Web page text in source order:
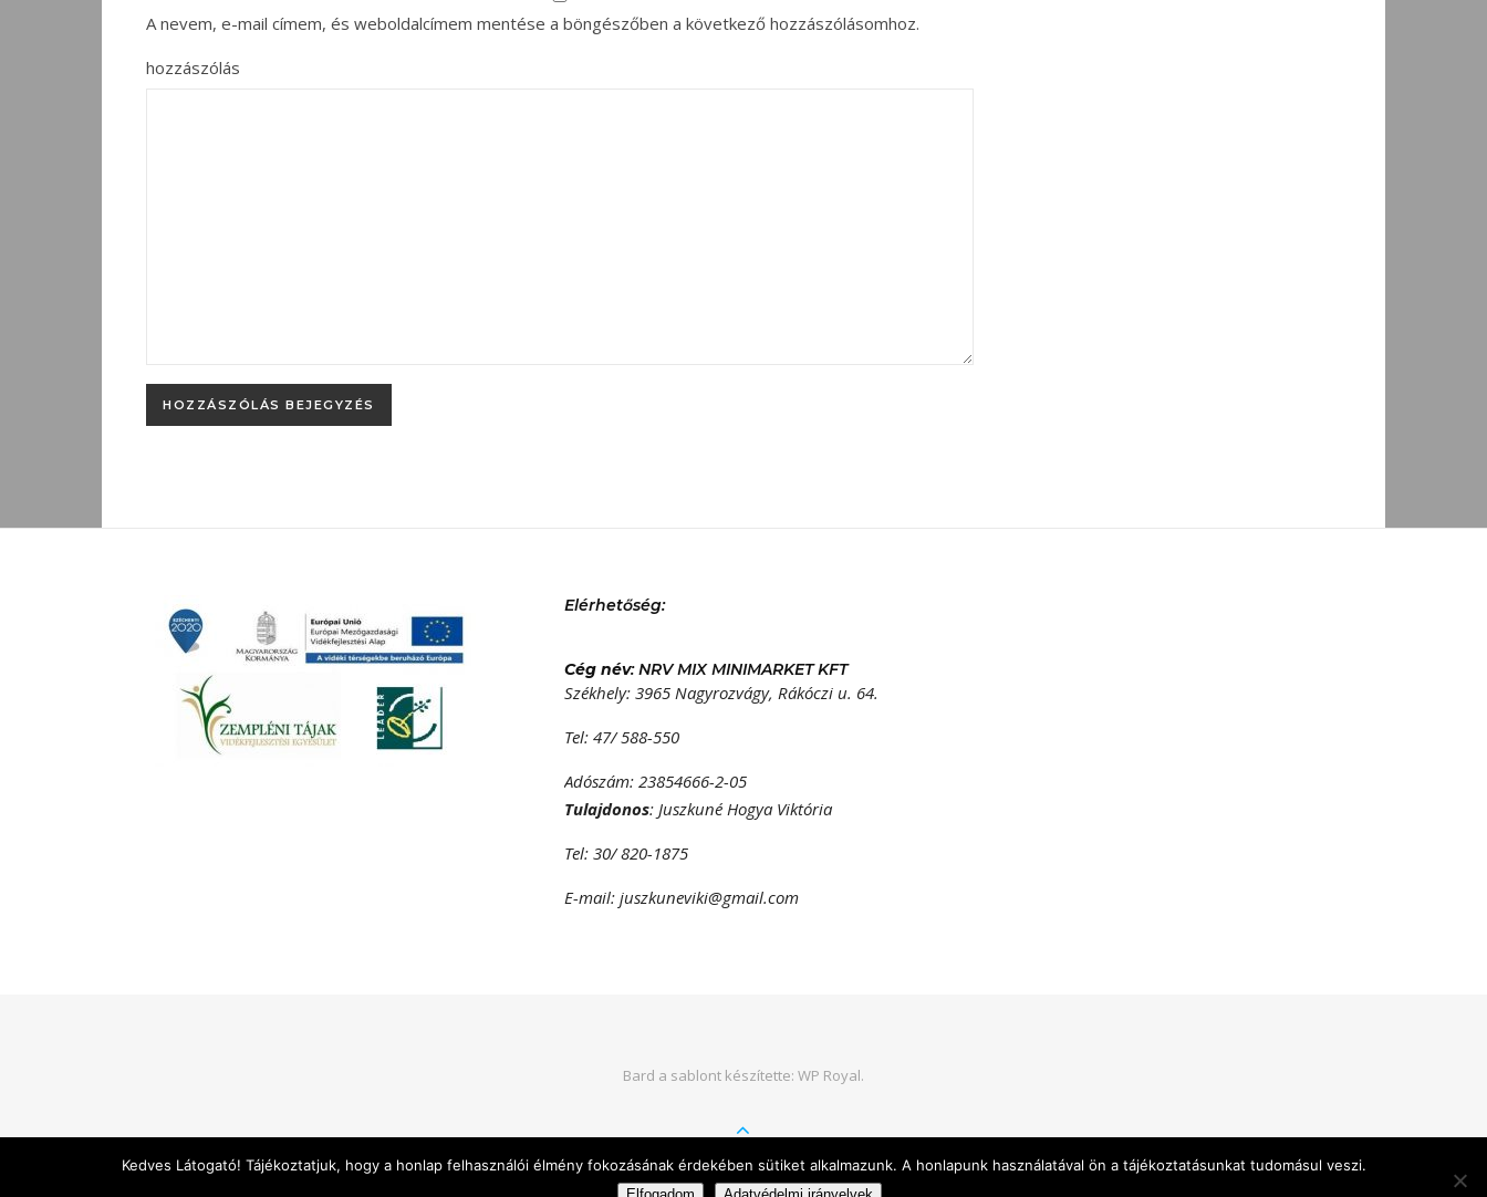
A nevem, e-mail címem, és weboldalcímem mentése a böngészőben a következő hozzászólásomhoz.
hozzászólás
Elérhetőség:
Cég név: NRV MIX MINIMARKET KFT
Székhely: 3965 Nagyrozvágy, Rákóczi u. 64.
Tel: 47/ 588-550
Adószám: 23854666-2-05
Tulajdonos: Juszkuné Hogya Viktória
Tel: 30/ 820-1875
E-mail: juszkuneviki@gmail.com
Bard a sablont készítette: WP Royal.
Kedves Látogató! Tájékoztatjuk, hogy a honlap felhasználói élmény fokozásának érdekében sütiket alkalmazunk. A honlapunk használatával ön a tájékoztatásunkat tudomásul veszi.